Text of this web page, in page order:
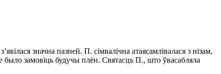
значна пазней. П. сімвалічна атаясамлівалася з нізам,
было замовіць будучы плён. Святасць П., што ўвасабляла